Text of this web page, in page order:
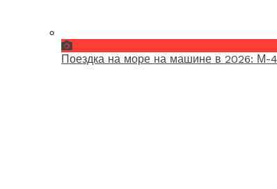
Поездка на море на машине в 2026: М-4